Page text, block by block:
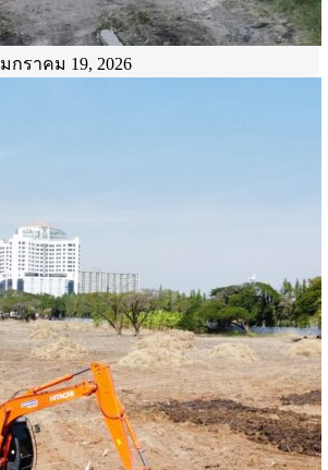
มกราคม 19, 2026